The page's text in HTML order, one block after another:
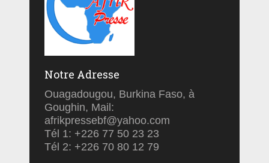
Notre Adresse
Ouagadougou, Burkina Faso, à
Goughin, Mail:
afrikpressebf@yahoo.com
Tél 1: +226 77 50 23 23
Tél 2: +226 70 80 12 79